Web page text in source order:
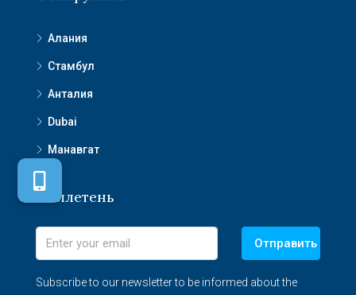
Алания
Стамбул
Анталия
Dubai
Манавгат
Бюллетень
Отправить
Subscribe to our newsletter to be informed about the